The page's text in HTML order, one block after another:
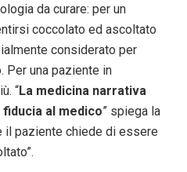
da curare: per un
coccolato ed ascoltato
considerato per
Per una paziente in
“La medicina narrativa
al medico” spiega la
il paziente chiede di essere